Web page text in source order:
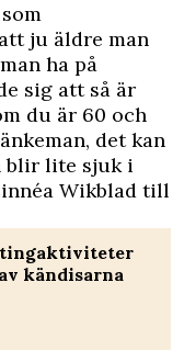
ju äldre man
ha på
sig att så är
du är 60 och
det kan
blir lite sjuk i
Wikblad till
kändisarna